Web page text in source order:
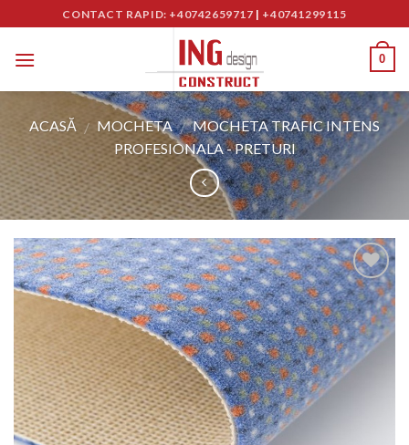
content
CONTACT RAPID: +40742659717 | +40741299115
0
ACASĂ / MOCHETA / MOCHETA TRAFIC INTENS
PROFESIONALA - PRETURI
Adaugă
în
Wishlist